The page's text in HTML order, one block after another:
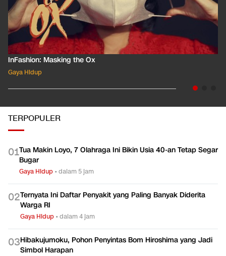
InFashion: Masking the Ox
Gaya Hidup
TERPOPULER
01Tua Makin Loyo, 7 Olahraga Ini Bikin Usia 40-an Tetap Segar
Bugar
Gaya Hidup •dalam 5 jam
02Ternyata Ini Daftar Penyakit yang Paling Banyak Diderita
Warga RI
Gaya Hidup •dalam 4 jam
03Hibakujumoku, Pohon Penyintas Bom Hiroshima yang Jadi
Simbol Harapan